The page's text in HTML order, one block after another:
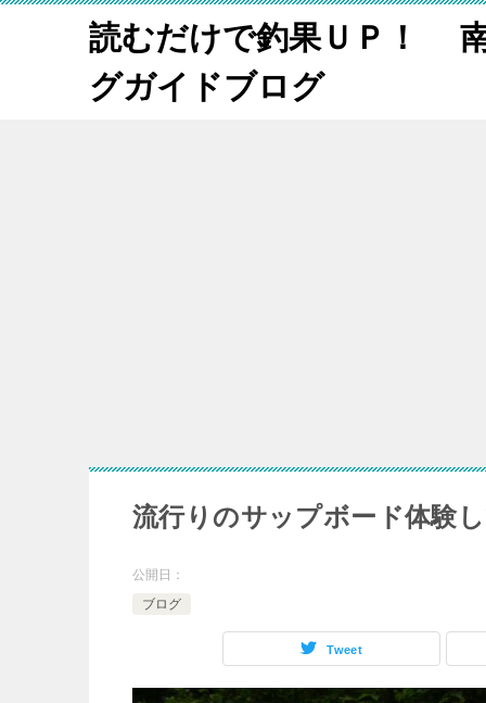
読むだけで釣果ＵＰ！
グガイドブログ
流行りのサップボード体験し
公開日：
ブログ
Tweet